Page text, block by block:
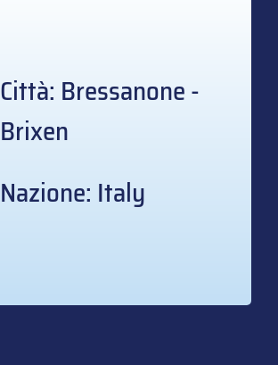
Città: Bressanone -
Brixen
Nazione: Italy